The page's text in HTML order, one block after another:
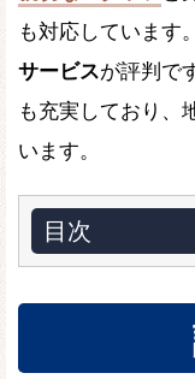
も対応しています
サービスが評判で
も充実しており、
います。
目次